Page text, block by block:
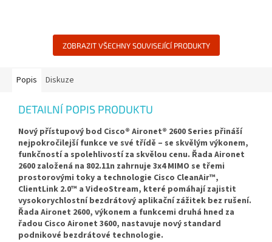
ZOBRAZIT VŠECHNY SOUVISEJÍCÍ PRODUKTY
Popis Diskuze
DETAILNÍ POPIS PRODUKTU
Nový přístupový bod Cisco® Aironet® 2600 Series přináší
nejpokročilejší funkce ve své třídě – se skvělým výkonem,
funkčností a spolehlivostí za skvělou cenu. Řada Aironet
2600 založená na 802.11n zahrnuje 3x4 MIMO se třemi
prostorovými toky a technologie Cisco CleanAir™,
ClientLink 2.0™ a VideoStream, které pomáhají zajistit
vysokorychlostní bezdrátový aplikační zážitek bez rušení.
Řada Aironet 2600, výkonem a funkcemi druhá hned za
řadou Cisco Aironet 3600, nastavuje nový standard
podnikové bezdrátové technologie.